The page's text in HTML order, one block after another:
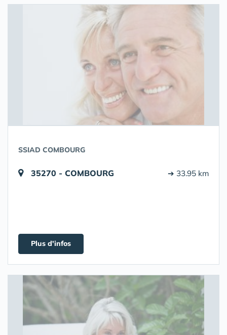
SSIAD COMBOURG
35270 - COMBOURG ➔ 33.95 km
Plus d'infos